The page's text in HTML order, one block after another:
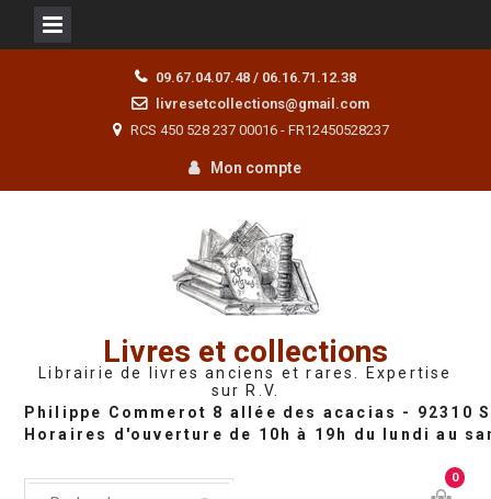
09.67.04.07.48 / 06.16.71.12.38
livresetcollections@gmail.com
RCS 450 528 237 00016 - FR12450528237
Mon compte
Livres et collections
Librairie de livres anciens et rares. Expertise
sur R.V.
0